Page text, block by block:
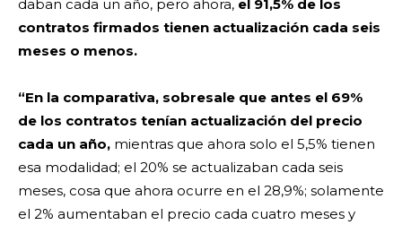
daban cada un año, pero ahora, el 91,5% de los
contratos firmados tienen actualización cada seis
meses o menos.
“En la comparativa, sobresale que antes el 69%
de los contratos tenían actualización del precio
cada un año, mientras que ahora solo el 5,5% tienen
esa modalidad; el 20% se actualizaban cada seis
meses, cosa que ahora ocurre en el 28,9%; solamente
el 2% aumentaban el precio cada cuatro meses y